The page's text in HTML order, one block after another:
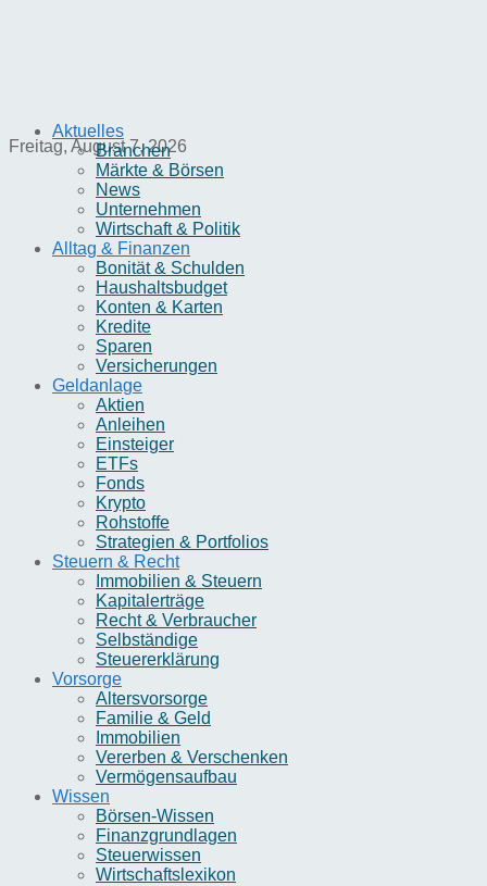
Finanz-Journal.at
Freitag, August 7, 2026
Aktuelles
Branchen
Märkte & Börsen
News
Unternehmen
Wirtschaft & Politik
Alltag & Finanzen
Bonität & Schulden
Haushaltsbudget
Konten & Karten
Kredite
Sparen
Versicherungen
Geldanlage
Aktien
Anleihen
Einsteiger
ETFs
Fonds
Krypto
Rohstoffe
Strategien & Portfolios
Steuern & Recht
Immobilien & Steuern
Kapitalerträge
Recht & Verbraucher
Selbständige
Steuererklärung
Vorsorge
Altersvorsorge
Familie & Geld
Immobilien
Vererben & Verschenken
Vermögensaufbau
Wissen
Börsen-Wissen
Finanzgrundlagen
Steuerwissen
Wirtschaftslexikon